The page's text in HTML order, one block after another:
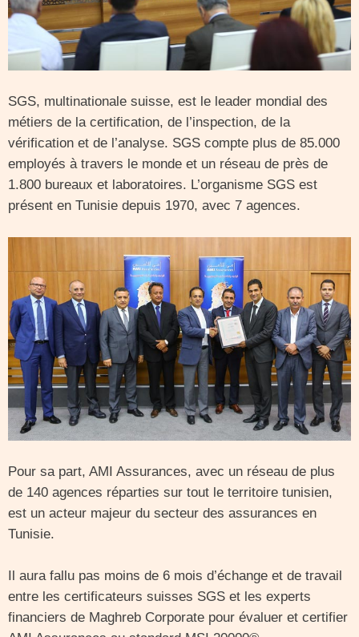
SGS, multinationale suisse, est le leader mondial des
métiers de la certification, de l’inspection, de la
vérification et de l’analyse. SGS compte plus de 85.000
employés à travers le monde et un réseau de près de
1.800 bureaux et laboratoires. L’organisme SGS est
présent en Tunisie depuis 1970, avec 7 agences.
Pour sa part, AMI Assurances, avec un réseau de plus
de 140 agences réparties sur tout le territoire tunisien,
est un acteur majeur du secteur des assurances en
Tunisie.
Il aura fallu pas moins de 6 mois d’échange et de travail
entre les certificateurs suisses SGS et les experts
financiers de Maghreb Corporate pour évaluer et certifier